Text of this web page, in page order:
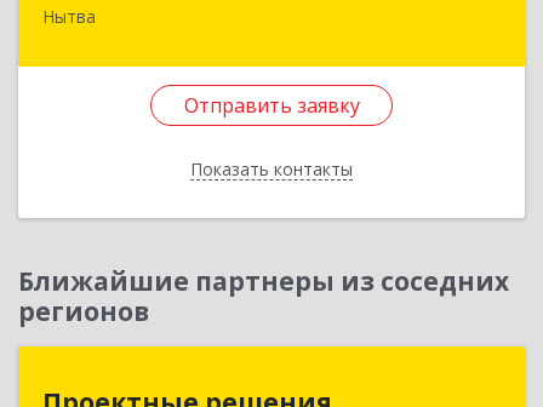
Нытва
Отправить заявку
Показать контакты
Отправить заявку
Назад
Ближайшие партнеры из соседних
регионов